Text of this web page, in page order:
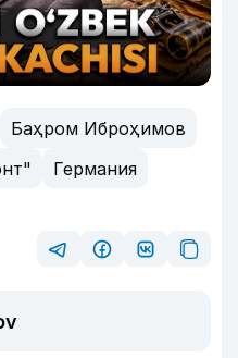
Баҳром Иброҳимов
Германия